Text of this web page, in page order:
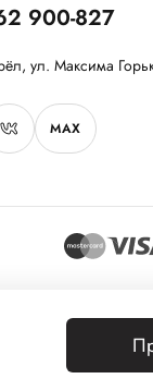
900-827
ул. Максима
MAX